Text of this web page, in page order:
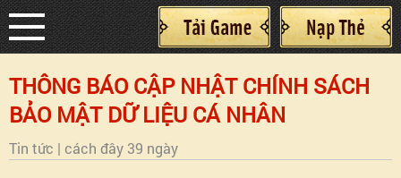
Trang Chủ
Tin Tức
THÔNG BÁO CẬP NHẬT CHÍNH SÁCH
BẢO MẬT DỮ LIỆU CÁ NHÂN
Tin tức | cách đây 39 ngày